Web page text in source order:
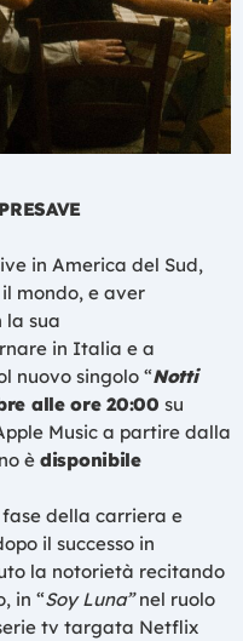
in America del Sud,
mondo, e aver
la sua
in Italia e a
nuovo singolo “Notti
alle ore 20:00 su
Music a partire dalla
è disponibile
della carriera e
il successo in
la notorietà recitando
in “Soy Luna”nel ruolo
tv targata Netflix